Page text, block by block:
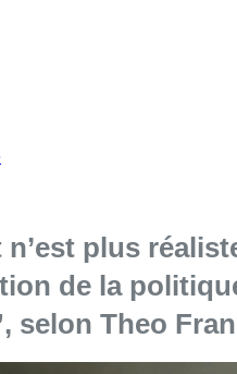
n’est plus
de la
selon Theo